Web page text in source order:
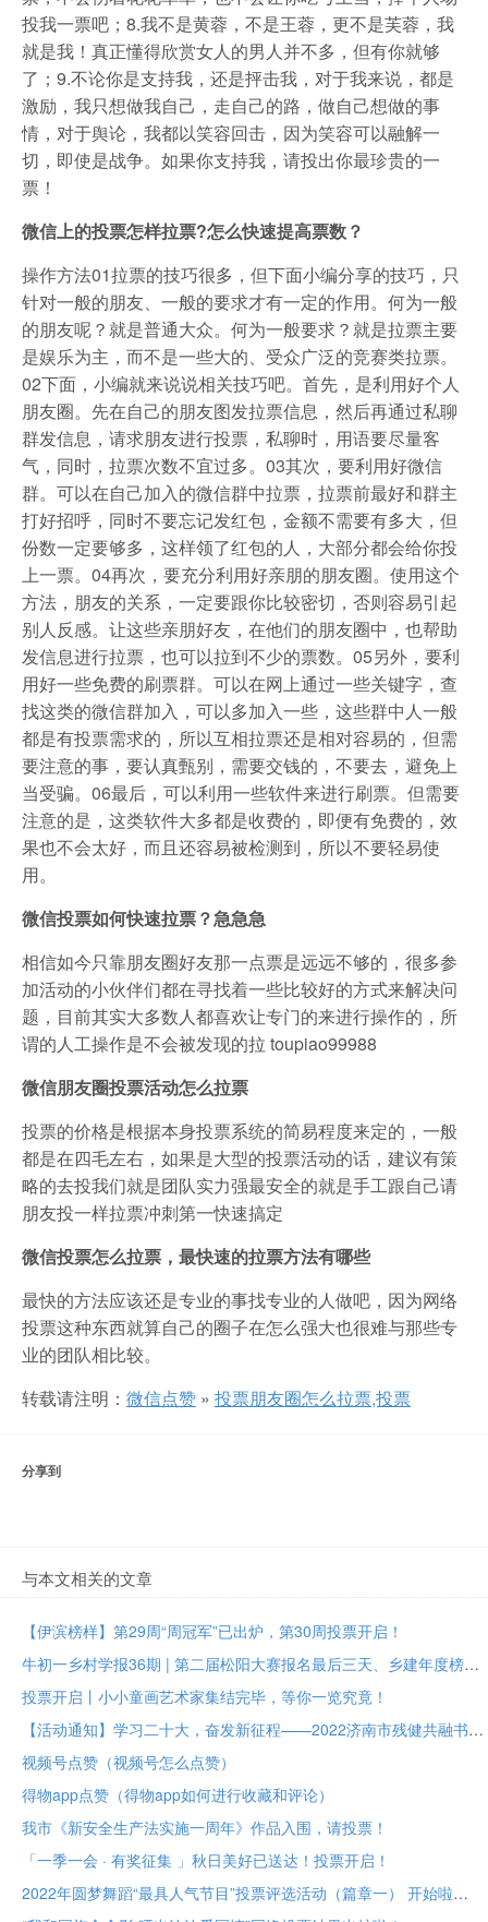
投我一票吧；8.我不是黄蓉，不是王蓉，更不是芙蓉，我
就是我！真正懂得欣赏女人的男人并不多，但有你就够
了；9.不论你是支持我，还是抨击我，对于我来说，都是
激励，我只想做我自己，走自己的路，做自己想做的事
情，对于舆论，我都以笑容回击，因为笑容可以融解一
切，即使是战争。如果你支持我，请投出你最珍贵的一
票！
微信上的投票怎样拉票?怎么快速提高票数？
操作方法01拉票的技巧很多，但下面小编分享的技巧，只
针对一般的朋友、一般的要求才有一定的作用。何为一般
的朋友呢？就是普通大众。何为一般要求？就是拉票主要
是娱乐为主，而不是一些大的、受众广泛的竞赛类拉票。
02下面，小编就来说说相关技巧吧。首先，是利用好个人
朋友圈。先在自己的朋友图发拉票信息，然后再通过私聊
群发信息，请求朋友进行投票，私聊时，用语要尽量客
气，同时，拉票次数不宜过多。03其次，要利用好微信
群。可以在自己加入的微信群中拉票，拉票前最好和群主
打好招呼，同时不要忘记发红包，金额不需要有多大，但
份数一定要够多，这样领了红包的人，大部分都会给你投
上一票。04再次，要充分利用好亲朋的朋友圈。使用这个
方法，朋友的关系，一定要跟你比较密切，否则容易引起
别人反感。让这些亲朋好友，在他们的朋友圈中，也帮助
发信息进行拉票，也可以拉到不少的票数。05另外，要利
用好一些免费的刷票群。可以在网上通过一些关键字，查
找这类的微信群加入，可以多加入一些，这些群中人一般
都是有投票需求的，所以互相拉票还是相对容易的，但需
要注意的事，要认真甄别，需要交钱的，不要去，避免上
当受骗。06最后，可以利用一些软件来进行刷票。但需要
注意的是，这类软件大多都是收费的，即便有免费的，效
果也不会太好，而且还容易被检测到，所以不要轻易使
用。
微信投票如何快速拉票？急急急
相信如今只靠朋友圈好友那一点票是远远不够的，很多参
加活动的小伙伴们都在寻找着一些比较好的方式来解决问
题，目前其实大多数人都喜欢让专门的来进行操作的，所
谓的人工操作是不会被发现的拉 toupiao99988
微信朋友圈投票活动怎么拉票
投票的价格是根据本身投票系统的简易程度来定的，一般
都是在四毛左右，如果是大型的投票活动的话，建议有策
略的去投我们就是团队实力强最安全的就是手工跟自己请
朋友投一样拉票冲刺第一快速搞定
微信投票怎么拉票，最快速的拉票方法有哪些
最快的方法应该还是专业的事找专业的人做吧，因为网络
投票这种东西就算自己的圈子在怎么强大也很难与那些专
业的团队相比较。
转载请注明： 微信点赞 » 投票朋友圈怎么拉票,投票
分享到
与本文相关的文章
【伊滨榜样】第29周“周冠军”已出炉，第30周投票开启！
牛初一乡村学报36期 | 第二届松阳大赛报名最后三天、乡建年度榜样大众投票进行中
投票开启丨小小童画艺术家集结完毕，等你一览究竟！
【活动通知】学习二十大，奋发新征程——2022济南市残健共融书法美术作品展投票评选
视频号点赞（视频号怎么点赞）
得物app点赞（得物app如何进行收藏和评论）
我市《新安全生产法实施一周年》作品入围，请投票！
「一季一会 · 有奖征集 」秋日美好已送达！投票开启！
2022年圆梦舞蹈“最具人气节目”投票评选活动（篇章一） 开始啦